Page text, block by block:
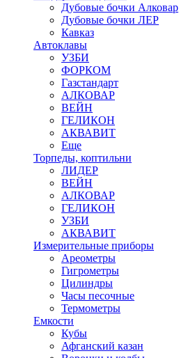
Дубовые бочки Алковар
Дубовые бочки ЛЕР
Кавказ
Автоклавы
УЗБИ
ФОРКОМ
Газстандарт
АЛКОВАР
ВЕЙН
ГЕЛИКОН
АКВАВИТ
Еще
Торпеды, коптильни
ЛИДЕР
ВЕЙН
АЛКОВАР
ГЕЛИКОН
УЗБИ
АКВАВИТ
Измерительные приборы
Ареометры
Гигрометры
Цилиндры
Часы песочные
Термометры
Емкости
Кубы
Афганский казан